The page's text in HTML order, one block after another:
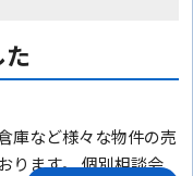
た
庫など様々な物件の売
ります。 個別相談会